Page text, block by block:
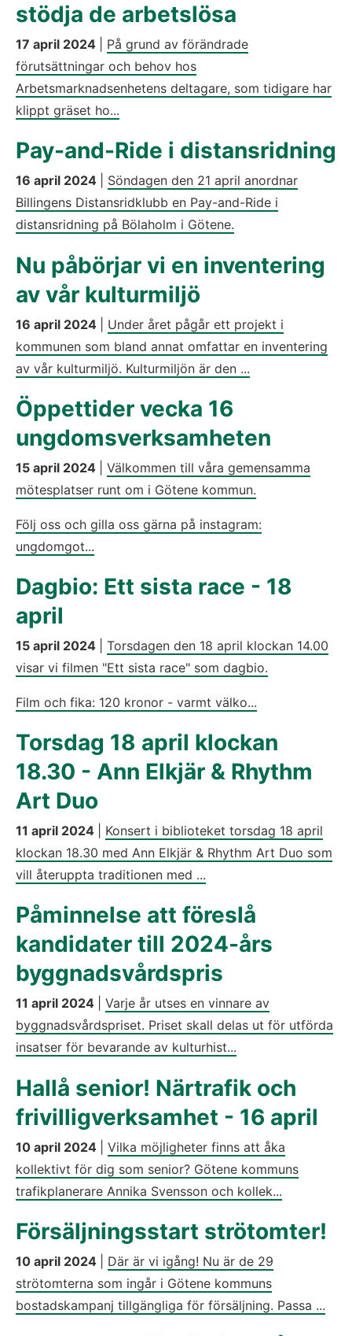
stödja de arbetslösa
17 april 2024
På grund av förändrade
förutsättningar och behov hos
Arbetsmarknadsenhetens deltagare, som tidigare har
klippt gräset ho...
Pay-and-Ride i distansridning
16 april 2024
Söndagen den 21 april anordnar
Billingens Distansridklubb en Pay-and-Ride i
distansridning på Bölaholm i Götene.
Nu påbörjar vi en inventering
av vår kulturmiljö
16 april 2024
Under året pågår ett projekt i
kommunen som bland annat omfattar en inventering
av vår kulturmiljö. Kulturmiljön är den ...
Öppettider vecka 16
ungdomsverksamheten
15 april 2024
Välkommen till våra gemensamma
mötesplatser runt om i Götene kommun.
Följ oss och gilla oss gärna på instagram:
ungdomgot...
Dagbio: Ett sista race - 18
april
15 april 2024
Torsdagen den 18 april klockan 14.00
visar vi filmen "Ett sista race" som dagbio.
Film och fika: 120 kronor - varmt välko...
Torsdag 18 april klockan
18.30 - Ann Elkjär & Rhythm
Art Duo
11 april 2024
Konsert i biblioteket torsdag 18 april
klockan 18.30 med Ann Elkjär & Rhythm Art Duo som
vill återuppta traditionen med ...
Påminnelse att föreslå
kandidater till 2024-års
byggnadsvårdspris
11 april 2024
Varje år utses en vinnare av
byggnadsvårdspriset. Priset skall delas ut för utförda
insatser för bevarande av kulturhist...
Hallå senior! Närtrafik och
frivilligverksamhet - 16 april
10 april 2024
Vilka möjligheter finns att åka
kollektivt för dig som senior? Götene kommuns
trafikplanerare Annika Svensson och kollek...
Försäljningsstart strötomter!
10 april 2024
Där är vi igång! Nu är de 29
strötomterna som ingår i Götene kommuns
bostadskampanj tillgängliga för försäljning. Passa ...